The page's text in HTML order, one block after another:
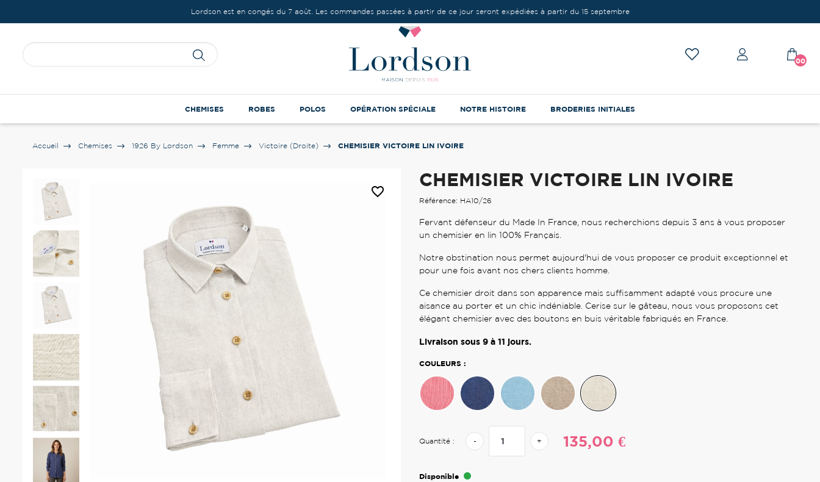
Lordson est en congés du 7 août. Les commandes passées à partir de ce jour seront expédiées à partir du 15 septembre
00
CHEMISES ROBES POLOS OPÉRATION SPÉCIALE NOTRE HISTOIRE BRODERIES INITIALES
Accueil Chemises 1926 By Lordson Femme Victoire (Droite) CHEMISIER VICTOIRE LIN IVOIRE
favorite_border
CHEMISIER VICTOIRE LIN IVOIRE
Référence: HA10/26
Fervant défenseur du Made In France, nous recherchions depuis 3 ans à vous proposer
un chemisier en lin 100% Français.
Notre obstination nous permet aujourd'hui de vous proposer ce produit exceptionnel et
pour une fois avant nos chers clients homme.
Ce chemisier droit dans son apparence mais suffisamment adapté vous procure une
aisance au porter et un chic indéniable. Cerise sur le gâteau, nous vous proposons cet
élégant chemisier avec des boutons en buis véritable fabriqués en France.
Livraison sous 9 à 11 jours.
COULEURS :
Quantité : - + 135,00 €
Disponible